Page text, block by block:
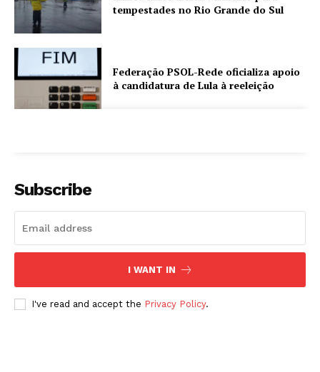
tempestades no Rio Grande do Sul
Federação PSOL-Rede oficializa apoio
à candidatura de Lula à reeleição
Subscribe
I WANT IN
I've read and accept the Privacy Policy.